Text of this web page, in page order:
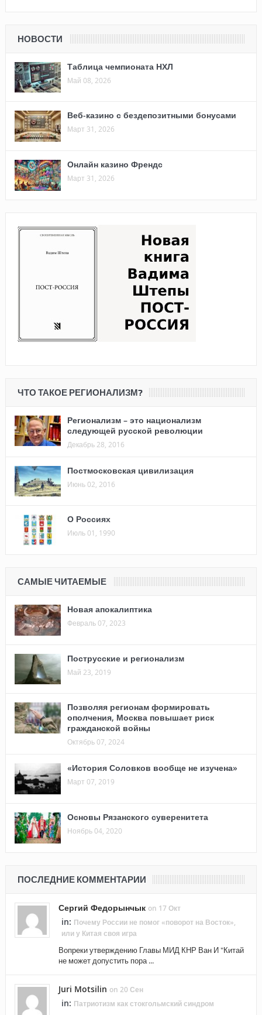
НОВОСТИ
Таблица чемпионата НХЛ
Май 08, 2026
Веб-казино с бездепозитными бонусами
Март 31, 2026
Онлайн казино Френдс
Март 31, 2026
ЧТО ТАКОЕ РЕГИОНАЛИЗМ?
Регионализм – это национализм
следующей русской революции
Декабрь 28, 2016
Постмосковская цивилизация
Июнь 02, 2016
О Россиях
Июль 01, 1990
САМЫЕ ЧИТАЕМЫЕ
Новая апокалиптика
Февраль 07, 2023
Пострусские и регионализм
Май 23, 2019
Позволяя регионам формировать
ополчения, Москва повышает риск
гражданской войны
Октябрь 07, 2024
«История Соловков вообще не изучена»
Март 07, 2019
Основы Рязанского суверенитета
Ноябрь 04, 2020
ПОСЛЕДНИЕ КОММЕНТАРИИ
Сергий Федорынчык on 17 Окт
in: Почему России не помог «поворот на Восток»,
или у Китая своя игра
Вопреки утверждению Главы МИД КНР Ван И "Китай
не может допустить пора ...
Juri Motsilin on 20 Сен
in: Патриотизм как стокгольмский синдром